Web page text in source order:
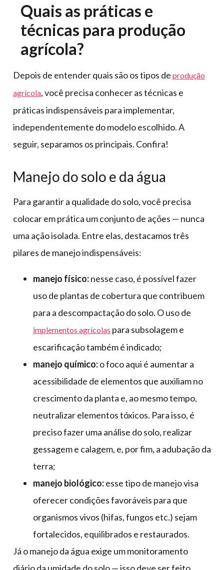
Quais as práticas e
técnicas para produção
agrícola?
Depois de entender quais são os tipos de produção
agrícola, você precisa conhecer as técnicas e
práticas indispensáveis para implementar,
independentemente do modelo escolhido. A
seguir, separamos os principais. Confira!
Manejo do solo e da água
Para garantir a qualidade do solo, você precisa
colocar em prática um conjunto de ações — nunca
uma ação isolada. Entre elas, destacamos três
pilares de manejo indispensáveis:
manejo físico:nesse caso, é possível fazer
uso de plantas de cobertura que contribuem
para a descompactação do solo. O uso de
implementos agrícolas para subsolagem e
escarificação também é indicado;
manejo químico:o foco aqui é aumentar a
acessibilidade de elementos que auxiliam no
crescimento da planta e, ao mesmo tempo,
neutralizar elementos tóxicos. Para isso, é
preciso fazer uma análise do solo, realizar
gessagem e calagem, e, por fim, a adubação da
terra;
manejo biológico:esse tipo de manejo visa
oferecer condições favoráveis para que
organismos vivos (hifas, fungos etc.) sejam
fortalecidos, equilibrados e restaurados.
Já o manejo da água exige um monitoramento